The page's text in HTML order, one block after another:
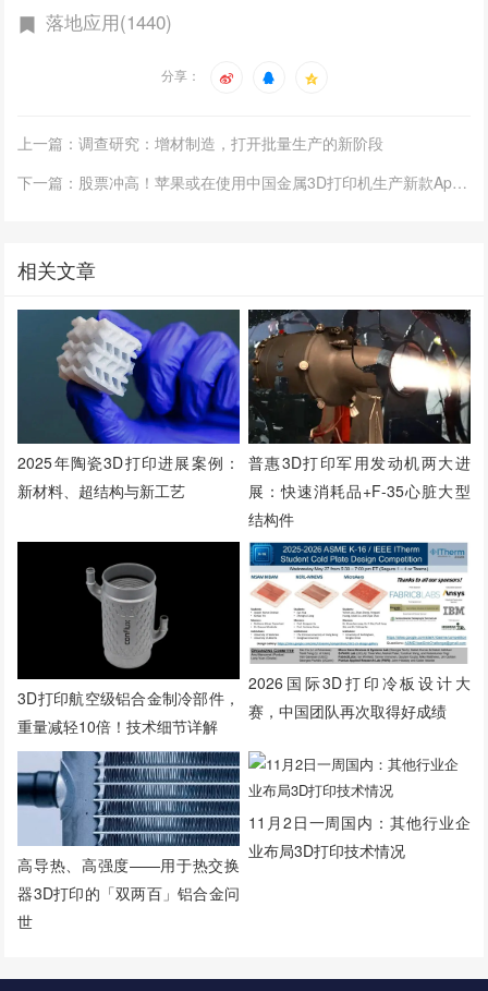
落地应用(1440)
分享：
上一篇：调查研究：增材制造，打开批量生产的新阶段
下一篇：股票冲高！苹果或在使用中国金属3D打印机生产新款Apple Watch组件，引西方警惕
相关文章
2025年陶瓷3D打印进展案例：
新材料、超结构与新工艺
普惠3D打印军用发动机两大进
展：快速消耗品+F-35心脏大型
结构件
3D打印航空级铝合金制冷部件，
重量减轻10倍！技术细节详解
2026国际3D打印冷板设计大
赛，中国团队再次取得好成绩
高导热、高强度——用于热交换
器3D打印的「双两百」铝合金问
世
11月2日一周国内：其他行业企
业布局3D打印技术情况